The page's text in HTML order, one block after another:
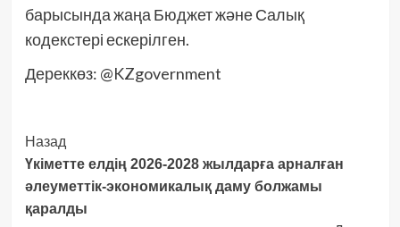
барысында жаңа Бюджет және Салық
кодекстері ескерілген.
Дереккөз: @KZgovernment
Post
Navigation
Назад
Үкіметте елдің 2026-2028 жылдарға арналған
әлеуметтік-экономикалық даму болжамы
қаралды